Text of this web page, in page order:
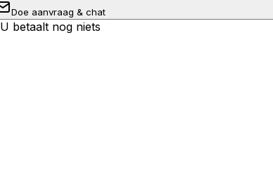
Doe aanvraag & chat
U betaalt nog niets